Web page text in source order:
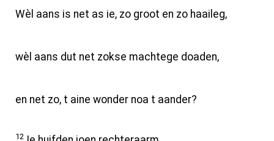
Wèl aans is net as ie, zo groot en zo haaileg,
wèl aans dut net zokse machtege doaden,
en net zo, t aine wonder noa t aander?
12